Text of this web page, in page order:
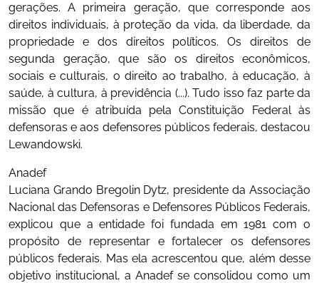
gerações. A primeira geração, que corresponde aos
direitos individuais, à proteção da vida, da liberdade, da
propriedade e dos direitos políticos. Os direitos de
segunda geração, que são os direitos econômicos,
sociais e culturais, o direito ao trabalho, à educação, à
saúde, à cultura, à previdência (...). Tudo isso faz parte da
missão que é atribuída pela Constituição Federal às
defensoras e aos defensores públicos federais, destacou
Lewandowski.
Anadef
Luciana Grando Bregolin Dytz, presidente da Associação
Nacional das Defensoras e Defensores Públicos Federais,
explicou que a entidade foi fundada em 1981 com o
propósito de representar e fortalecer os defensores
públicos federais. Mas ela acrescentou que, além desse
objetivo institucional, a Anadef se consolidou como um